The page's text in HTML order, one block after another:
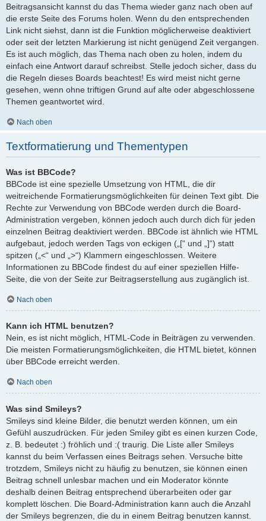
Beitragsansicht kannst du das Thema wieder ganz nach oben auf
die erste Seite des Forums holen. Wenn du den entsprechenden
Link nicht siehst, dann ist die Funktion möglicherweise deaktiviert
oder seit der letzten Markierung ist nicht genügend Zeit vergangen.
Es ist auch möglich, das Thema nach oben zu holen, indem du
einfach eine Antwort darauf schreibst. Stelle jedoch sicher, dass du
die Regeln dieses Boards beachtest! Es wird meist nicht gerne
gesehen, wenn ohne triftigen Grund auf alte oder abgeschlossene
Themen geantwortet wird.
Nach oben
Textformatierung und Thementypen
Was ist BBCode?
BBCode ist eine spezielle Umsetzung von HTML, die dir
weitreichende Formatierungsmöglichkeiten für deinen Text gibt. Die
Rechte zur Verwendung von BBCode werden durch die Board-
Administration vergeben, können jedoch auch durch dich für jeden
einzelnen Beitrag deaktiviert werden. BBCode ist ähnlich wie HTML
aufgebaut, jedoch werden Tags von eckigen („[“ und „]“) statt
spitzen („<“ und „>“) Klammern eingeschlossen. Weitere
Informationen zu BBCode findest du auf einer speziellen Hilfe-
Seite, die von der Seite zur Beitragserstellung aus zugänglich ist.
Nach oben
Kann ich HTML benutzen?
Nein, es ist nicht möglich, HTML-Code in Beiträgen zu verwenden.
Die meisten Formatierungsmöglichkeiten, die HTML bietet, können
über BBCode erreicht werden.
Nach oben
Was sind Smileys?
Smileys sind kleine Bilder, die benutzt werden können, um ein
Gefühl auszudrücken. Für jeden Smiley gibt es einen kurzen Code,
z. B. bedeutet :) fröhlich und :( traurig. Die Liste aller Smileys
kannst du beim Verfassen eines Beitrags sehen. Versuche bitte
trotzdem, Smileys nicht zu häufig zu benutzen, sie können einen
Beitrag schnell unlesbar machen und ein Moderator könnte
deshalb deinen Beitrag entsprechend überarbeiten oder gar
komplett löschen. Die Board-Administration kann auch die Anzahl
der Smileys begrenzen, die du in einem Beitrag benutzen kannst.